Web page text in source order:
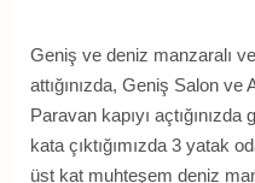
Geniş ve deniz manzaralı
attığınızda, Geniş Salon
Paravan kapıyı
kata çıktığımızda 3 yatak
üst kat muhteşem deniz